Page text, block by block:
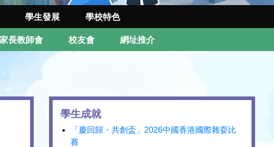
學生發展 學校特色
家長教師會 校友會 網址推介
學生成就
「慶回歸・共創盃」2026中國香港國際雜耍比
賽